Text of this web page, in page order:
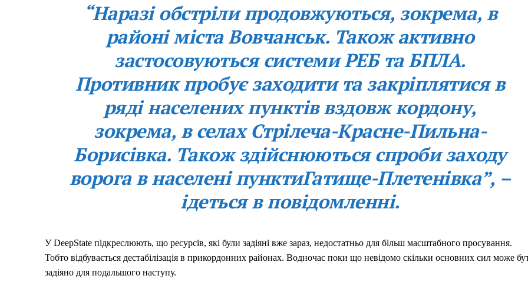
“Наразі обстріли продовжуються, зокрема, в
районі міста Вовчанськ. Також активно
застосовуються системи РЕБ та БПЛА.
Противник пробує заходити та закріплятися в
ряді населених пунктів вздовж кордону,
зокрема, в селах Стрілеча-Красне-Пильна-
Борисівка. Також здійснюються спроби заходу
ворога в населені пунктиГатище-Плетенівка”, –
ідеться в повідомленні.
У DeepState підкреслюють, що ресурсів, які були задіяні вже зараз, недостатньо для більш масштабного просування.
Тобто відбувається дестабілізація в прикордонних районах. Водночас поки що невідомо скільки основних сил може
задіяно для подальшого наступу.